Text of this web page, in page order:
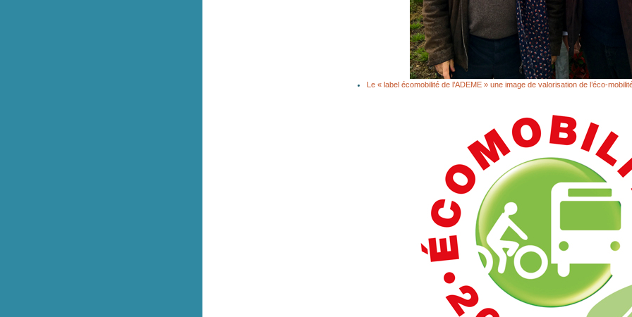
Le « label écomobilité de l’ADEME » une image de valorisation de l’éco-